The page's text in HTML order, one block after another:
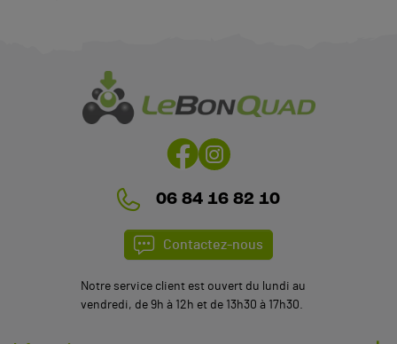
06 84 16 82 10
Contactez-nous
Notre service client est ouvert du lundi au
vendredi, de 9h à 12h et de 13h30 à 17h30.